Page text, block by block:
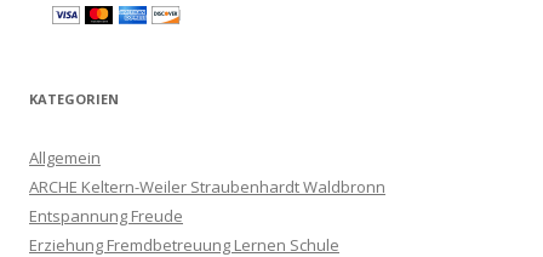
KATEGORIEN
Allgemein
ARCHE Keltern-Weiler Straubenhardt Waldbronn
Entspannung Freude
Erziehung Fremdbetreuung Lernen Schule